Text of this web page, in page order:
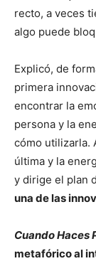
recto, a veces
algo puede
Explicó, de
primera
encontrar la
persona y la
cómo utilizarla.
última y la
y dirige el plan
una de las
Cuando Haces
metafórico al